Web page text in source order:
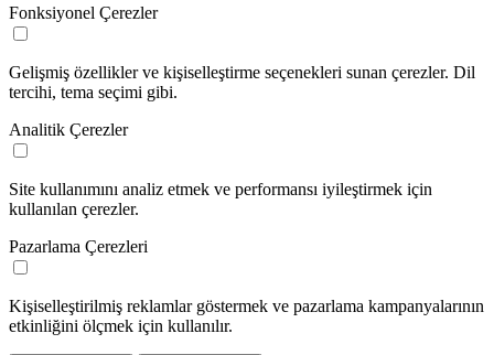
Fonksiyonel Çerezler
Gelişmiş özellikler ve kişiselleştirme seçenekleri sunan çerezler. Dil
tercihi, tema seçimi gibi.
Analitik Çerezler
Site kullanımını analiz etmek ve performansı iyileştirmek için
kullanılan çerezler.
Pazarlama Çerezleri
Kişiselleştirilmiş reklamlar göstermek ve pazarlama kampanyalarının
etkinliğini ölçmek için kullanılır.